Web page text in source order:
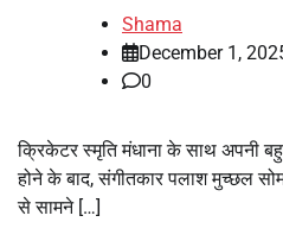
Shama
December 1,
0
क्रिकेटर स्मृति मंधाना के साथ अपनी
होने के बाद, संगीतकार पलाश मुच्छल
से सामने […]